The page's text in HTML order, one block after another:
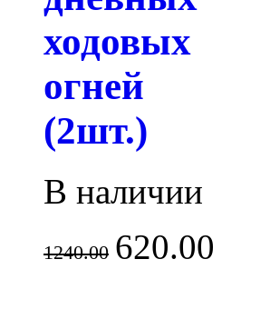
ходовых
огней
(2шт.)
В наличии
1240.00 620.00